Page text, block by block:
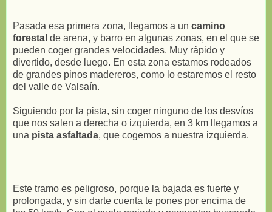
Pasada esa primera zona, llegamos a un camino
forestal de arena, y barro en algunas zonas, en el que se
pueden coger grandes velocidades. Muy rápido y
divertido, desde luego. En esta zona estamos rodeados
de grandes pinos madereros, como lo estaremos el resto
del valle de Valsaín.
Siguiendo por la pista, sin coger ninguno de los desvíos
que nos salen a derecha o izquierda, en 3 km llegamos a
una pista asfaltada, que cogemos a nuestra izquierda.
Este tramo es peligroso, porque la bajada es fuerte y
prolongada, y sin darte cuenta te pones por encima de